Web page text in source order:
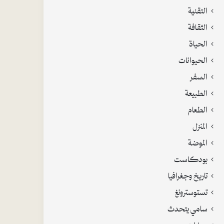
التقنية
الثقافة
الحياة
الحيوانات
السفر
الطبيعة
الطعام
المنزل
الموضة
بودكاست
تاريخ وجغرافيا
تستوسترونغ
سامي يتحدث